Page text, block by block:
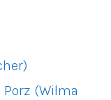
Porz (Wilma